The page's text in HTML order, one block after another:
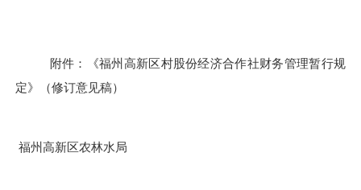
附件：《福州高新区村股份经济合作社财务管理暂行规
定》（修订意见稿）
福州高新区农林水局